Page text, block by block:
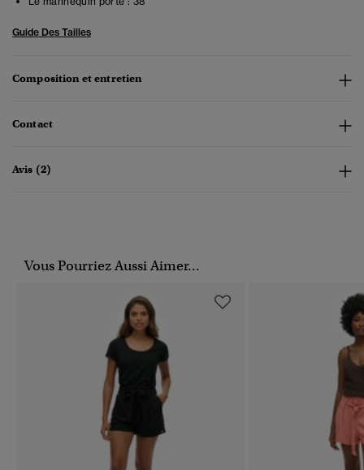
Guide Des Tailles
Composition et entretien
Contact
Avis (2)
Vous Pourriez Aussi Aimer...